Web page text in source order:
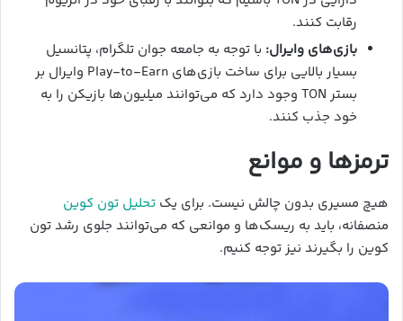
رقابت کنند.
بازی‌های وایرال: با توجه به جامعه جوان تلگرام، پتانسیل
بسیار بالایی برای ساخت بازی‌های Play-to-Earn وایرال بر
بستر TON وجود دارد که می‌توانند میلیون‌ها بازیکن را به
خود جذب کنند.
ترمزها و موانع
هیچ مسیری بدون چالش نیست. برای یک تحلیل تون کوین
منصفانه، باید به ریسک‌ها و موانعی که می‌توانند جلوی رشد تون
کوین را بگیرند نیز توجه کنیم.